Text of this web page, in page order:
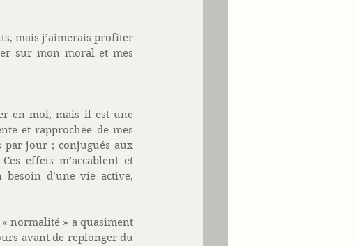
mais j’aimerais profiter
sur mon moral et mes
en moi, mais il est une
et rapprochée de mes
par jour ; conjugués aux
effets m’accablent et
d’une vie active,
normalité » a quasiment
avant de replonger du